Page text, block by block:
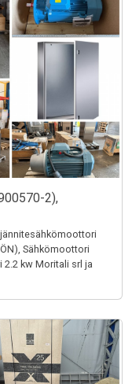
2),
Sähkömoottori
2.2 kw Moritali srl ja